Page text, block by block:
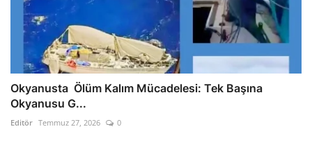
Okyanusta Ölüm Kalım Mücadelesi: Tek Başına
Okyanusu G...
Editör Temmuz 27, 2026 0